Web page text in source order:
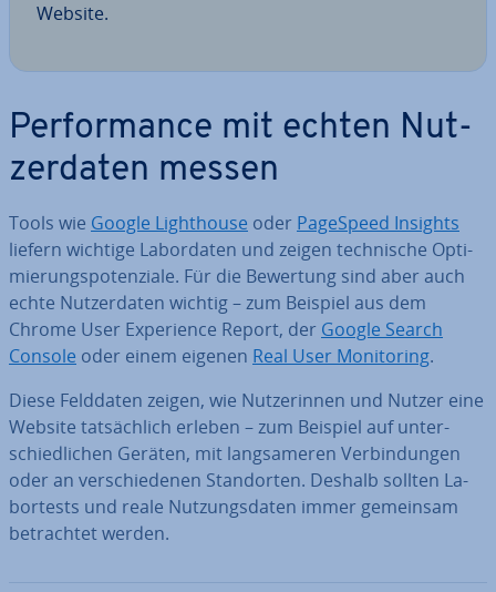
Website.
Per­for­mance mit echten Nut­
zer­da­ten messen
Tools wie Google Light­house oder PageSpeed Insights
liefern wichtige La­bor­da­ten und zeigen tech­ni­sche Op­ti­
mie­rungs­po­ten­zia­le. Für die Bewertung sind aber auch
echte Nut­zer­da­ten wichtig – zum Beispiel aus dem
Chrome User Ex­pe­ri­ence Report, der Google Search
Console oder einem eigenen Real User Mo­ni­to­ring.
Diese Felddaten zeigen, wie Nut­ze­rin­nen und Nutzer eine
Website tat­säch­lich erleben – zum Beispiel auf un­ter­
schied­li­chen Geräten, mit lang­sa­me­ren Ver­bin­dun­gen
oder an ver­schie­de­nen Stand­or­ten. Deshalb sollten La­
bor­tests und reale Nut­zungs­da­ten immer gemeinsam
be­trach­tet werden.